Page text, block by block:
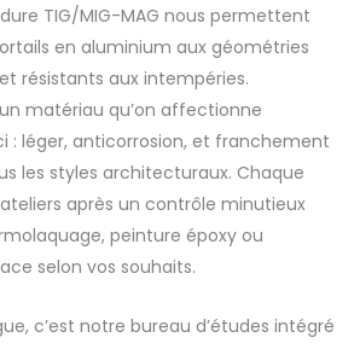
TIG/MIG-MAG nous permettent
en aluminium aux géométries
résistants aux intempéries.
un matériau qu’on affectionne
: léger, anticorrosion, et franchement
les styles architecturaux. Chaque
après un contrôle minutieux
peinture époxy ou
selon vos souhaits.
c’est notre bureau d’études intégré